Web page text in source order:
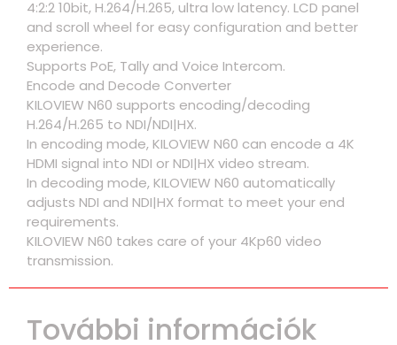
4:2:2 10bit, H.264/H.265, ultra low latency. LCD panel
and scroll wheel for easy configuration and better
experience.
Supports PoE, Tally and Voice Intercom.
Encode and Decode Converter
KILOVIEW N60 supports encoding/decoding
H.264/H.265 to NDI/NDI|HX.
In encoding mode, KILOVIEW N60 can encode a 4K
HDMI signal into NDI or NDI|HX video stream.
In decoding mode, KILOVIEW N60 automatically
adjusts NDI and NDI|HX format to meet your end
requirements.
KILOVIEW N60 takes care of your 4Kp60 video
transmission.
További információk